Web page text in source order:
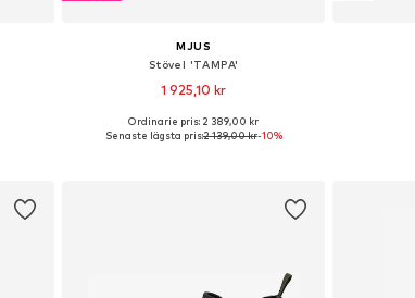
MJUS
Stövel 'TAMPA'
1 925,10 kr
Tillgänglig i många storlekar
Ordinarie pris: 2 389,00 kr
Senaste lägsta pris:2 139,00 kr-10%